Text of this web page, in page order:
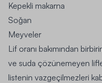
Kepekli makarna
Soğan
Meyveler
Lif oranı bakımından
ve suda çözünemeyen
listenin vazgeçilmezleri